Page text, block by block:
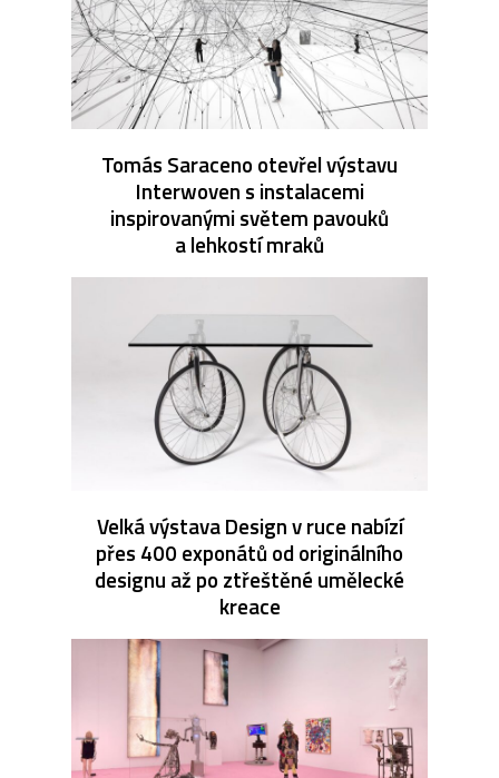
Tomás Saraceno otevřel výstavu
Interwoven s instalacemi
inspirovanými světem pavouků
a lehkostí mraků
Velká výstava Design v ruce nabízí
přes 400 exponátů od originálního
designu až po ztřeštěné umělecké
kreace